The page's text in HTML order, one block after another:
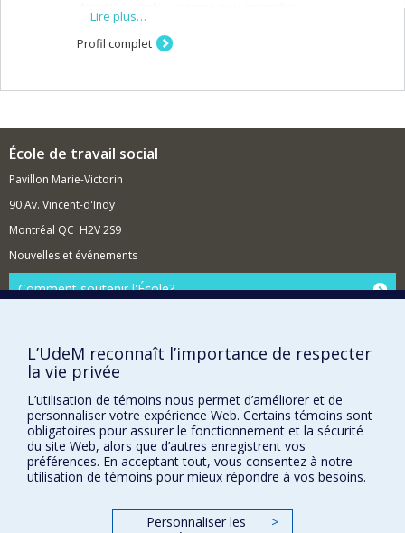
Lire plus…
Profil complet
École de travail social
Pavillon Marie-Victorin
90 Av. Vincent-d'Indy
Montréal QC H2V 2S9
Nouvelles et événements
Comment soutenir l'École?
Plan du site
Signaler une erreur
Accessibilité
FACULTÉ DES ARTS ET DES SCIENCES
Nos départements et écoles
Nos centres d'études
Nos programmes et cours
L’UdeM reconnaît l’importance de respecter
la vie privée
L’utilisation de témoins nous permet d’améliorer et de
personnaliser votre expérience Web. Certains témoins sont
obligatoires pour assurer le fonctionnement et la sécurité
du site Web, alors que d’autres enregistrent vos
préférences. En acceptant tout, vous consentez à notre
utilisation de témoins pour mieux répondre à vos besoins.
Personnaliser les
>